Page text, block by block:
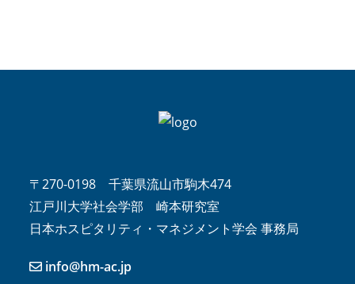
〒270-0198 千葉県流山市駒木474
江戸川大学社会学部 崎本研究室
日本ホスピタリティ・マネジメント学会 事務局
info@hm-ac.jp